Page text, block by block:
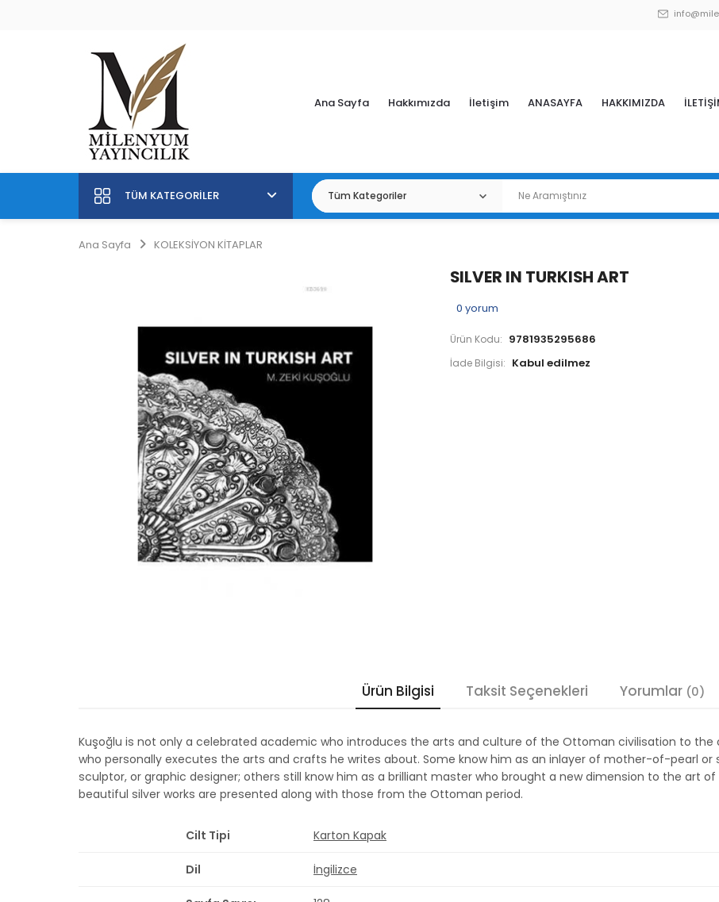
Ana Sayfa Hakkımızda İletişim ANASAYFA HAKKIMIZDA
TÜM KATEGORILER
Ana Sayfa KOLEKSİYON KİTAPLAR
SILVER IN TURKISH ART
0 yorum
Ürün Kodu: 9781935295686
İade Bilgisi:
Ürün Bilgisi Taksit Seçenekleri Yorumlar (0)
Kuşoğlu is not only a celebrated academic who introduces the arts and culture of the Ottoman civilisation to
who personally executes the arts and crafts he writes about. Some know him as an inlayer of mother-of-pearl or
sculptor, or graphic designer; others still know him as a brilliant master who brought a new dimension to the art
beautiful silver works are presented along with those from the Ottoman period.
Cilt Tipi Karton Kapak
Dil İngilizce